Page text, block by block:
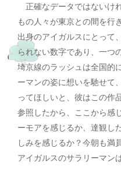
正確なデータではないけ
もの人々が東京との間を行
出身のアイガルスにとって
られない数字であり、一つ
埼京線のラッシュは全国的
ーマンの姿に想いを馳せて
ってほしいと、彼はこの作
参照したから、ここから感
ーモアを感じるか、達観し
しみを感じるか？今朝も満
アイガルスのサラリーマン